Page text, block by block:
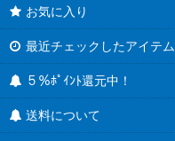
お気に入り
最近チェックしたアイテム
５％ﾎﾟｲﾝﾄ還元中！
送料について